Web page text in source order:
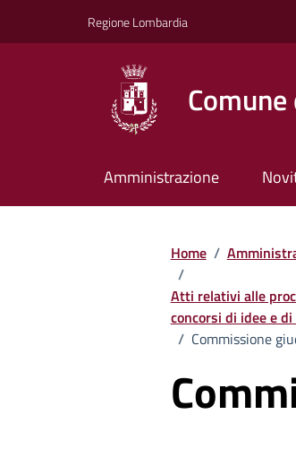
Regione Lombardia
Amministrazione
Home /
/
Atti relativi alle
concorsi di idee e
/ Commissione